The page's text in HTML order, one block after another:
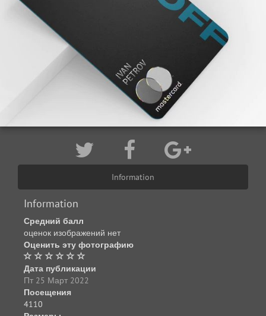
Information
Information
Средний балл
оценок изображений нет
Оценить эту фотографию
Дата публикации
Пт 25 Март 2022
Посещения
4110